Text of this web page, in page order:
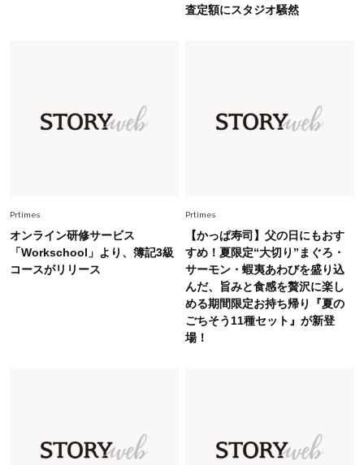
Fashion 2026.5.29
今、40代の「メガネ＆サングラス」のトレンド
オシャレ40代の【ワンピ＆オールインワン】最
旬着こなし3選。地味見え回避のコツは「バッグ
選び」！
【40代のTシャツコーデ】超ビッグサイズ×きれ
いめハーフパンツでモードに昇華
Fashion 2026.7.25
査定額にスタジオ騒然
Prtimes
オンライン研修サービス
「Workschool」より、簿記3級
コースがリリース
Prtimes
【かっぱ寿司】父の日にもおす
すめ！夏限定“大切り”まぐろ・
サーモン・蝦夷あわびを盛り込
んだ、旨みと食感を贅沢に楽し
める期間限定お持ち帰り『夏の
ごちそう11種セット』が新登
場！